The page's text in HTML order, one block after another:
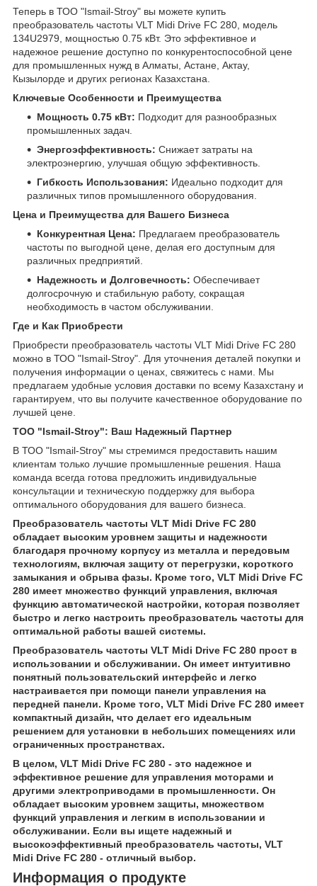
Теперь в ТОО "Ismail-Stroy" вы можете купить
преобразователь частоты VLT Midi Drive FC 280, модель
134U2979, мощностью 0.75 кВт. Это эффективное и
надежное решение доступно по конкурентоспособной цене
для промышленных нужд в Алматы, Астане, Актау,
Кызылорде и других регионах Казахстана.
Ключевые Особенности и Преимущества
Мощность 0.75 кВт: Подходит для разнообразных
промышленных задач.
Энергоэффективность: Снижает затраты на
электроэнергию, улучшая общую эффективность.
Гибкость Использования: Идеально подходит для
различных типов промышленного оборудования.
Цена и Преимущества для Вашего Бизнеса
Конкурентная Цена: Предлагаем преобразователь
частоты по выгодной цене, делая его доступным для
различных предприятий.
Надежность и Долговечность: Обеспечивает
долгосрочную и стабильную работу, сокращая
необходимость в частом обслуживании.
Где и Как Приобрести
Приобрести преобразователь частоты VLT Midi Drive FC 280
можно в ТОО "Ismail-Stroy". Для уточнения деталей покупки и
получения информации о ценах, свяжитесь с нами. Мы
предлагаем удобные условия доставки по всему Казахстану и
гарантируем, что вы получите качественное оборудование по
лучшей цене.
ТОО "Ismail-Stroy": Ваш Надежный Партнер
В ТОО "Ismail-Stroy" мы стремимся предоставить нашим
клиентам только лучшие промышленные решения. Наша
команда всегда готова предложить индивидуальные
консультации и техническую поддержку для выбора
оптимального оборудования для вашего бизнеса.
Преобразователь частоты VLT Midi Drive FC 280
обладает высоким уровнем защиты и надежности
благодаря прочному корпусу из металла и передовым
технологиям, включая защиту от перегрузки, короткого
замыкания и обрыва фазы. Кроме того, VLT Midi Drive FC
280 имеет множество функций управления, включая
функцию автоматической настройки, которая позволяет
быстро и легко настроить преобразователь частоты для
оптимальной работы вашей системы.
Преобразователь частоты VLT Midi Drive FC 280 прост в
использовании и обслуживании. Он имеет интуитивно
понятный пользовательский интерфейс и легко
настраивается при помощи панели управления на
передней панели. Кроме того, VLT Midi Drive FC 280 имеет
компактный дизайн, что делает его идеальным
решением для установки в небольших помещениях или
ограниченных пространствах.
В целом, VLT Midi Drive FC 280 - это надежное и
эффективное решение для управления моторами и
другими электроприводами в промышленности. Он
обладает высоким уровнем защиты, множеством
функций управления и легким в использовании и
обслуживании. Если вы ищете надежный и
высокоэффективный преобразователь частоты, VLT
Midi Drive FC 280 - отличный выбор.
Информация о продукте